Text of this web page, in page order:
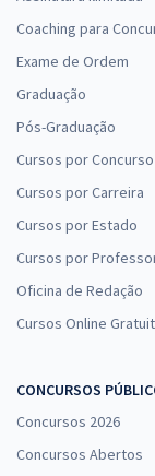
Coaching para
Exame de Ordem
Graduação
Pós-Graduação
Cursos por Concurso
Cursos por Carreira
Cursos por Estado
Cursos por
Oficina de Redação
Cursos Online
CONCURSOS
Concursos 2026
Concursos Abertos